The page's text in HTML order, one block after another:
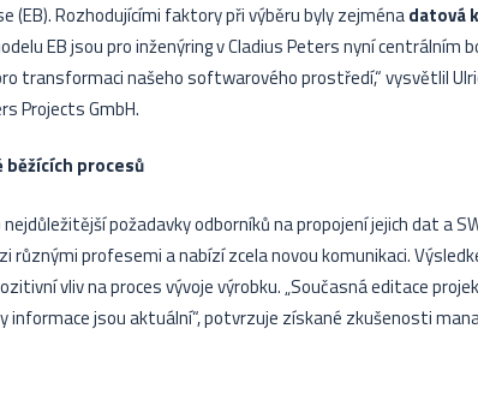
(EB). Rozhodujícími faktory při výběru byly zejménadatová
EB jsou pro inženýring v Cladius Peters nyní centrálním
transformaci našeho softwarového prostředí,“ vysvětlil
Projects GmbH.
běžících procesů
požadavky odborníků na propojení jejich dat a
různými profesemi a nabízí zcela novou komunikaci.
vliv na proces vývoje výrobku. „Současná editace
informace jsou aktuální“, potvrzuje získané zkušenosti